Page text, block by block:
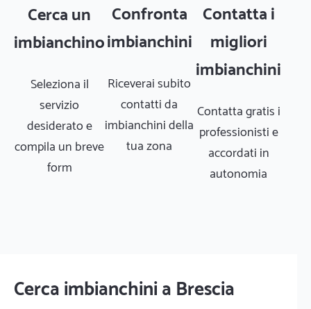
Cerca un
imbianchino
Seleziona il
servizio
desiderato e
compila un breve
form
Confronta
imbianchini
Riceverai subito
contatti da
imbianchini della
tua zona
Contatta i
migliori
imbianchini
Contatta gratis i
professionisti e
accordati in
autonomia
Cerca imbianchini a Brescia